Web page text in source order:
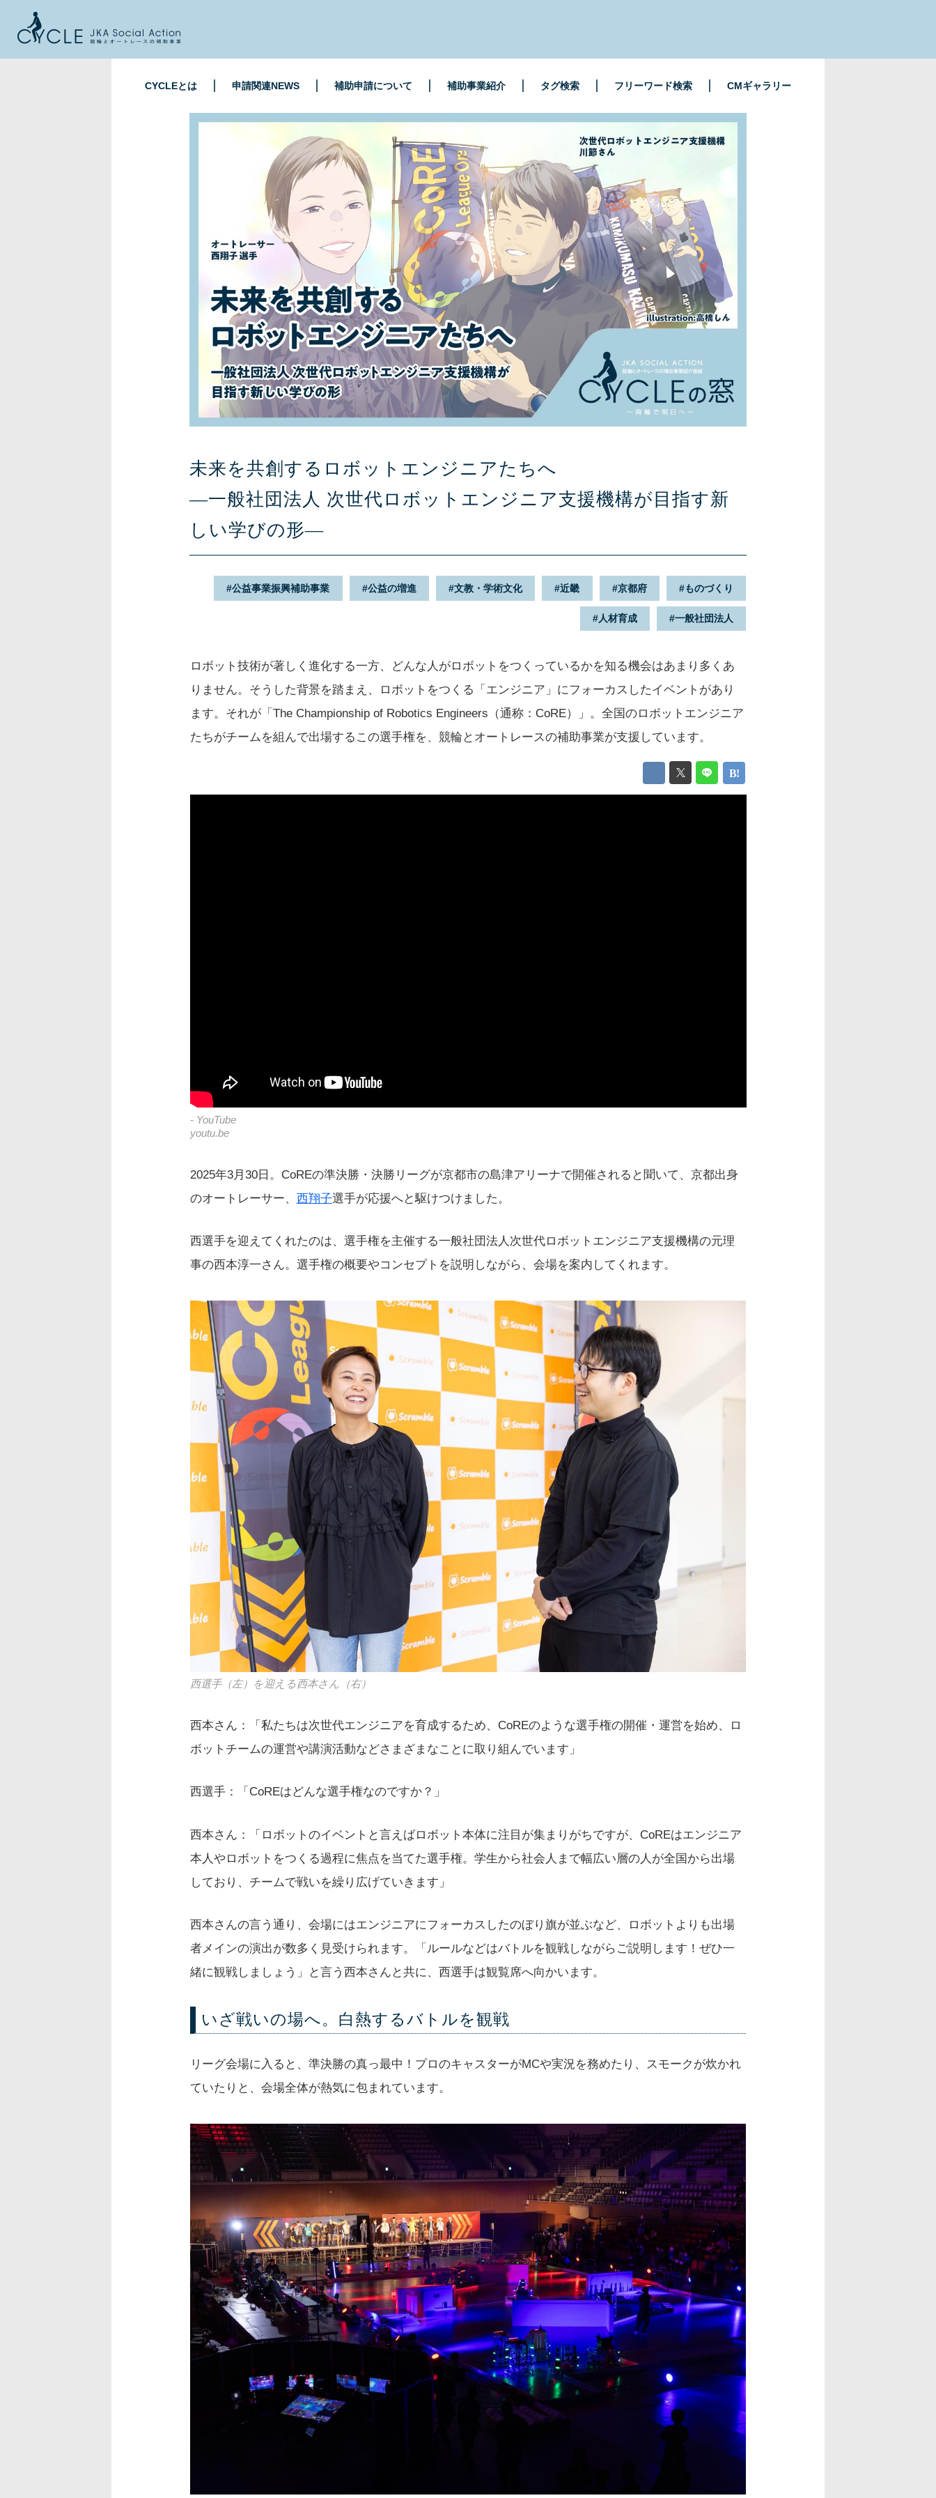
CYCLEとは 申請関連NEWS 補助申請について 補助事業紹介 タグ検索 フリーワード検索 CMギャラリー
未来を共創するロボットエンジニアたちへ
―一般社団法人 次世代ロボットエンジニア支援機構が目指す新
しい学びの形―
公益事業振興補助事業 公益の増進 文教・学術文化 近畿 京都府 ものづくり
人材育成 一般社団法人
ロボット技術が著しく進化する一方、どんな人がロボットをつくっているかを知る機会はあまり多くあ
りません。そうした背景を踏まえ、ロボットをつくる「エンジニア」にフォーカスしたイベントがあり
ます。それが「The Championship of Robotics Engineers（通称：CoRE）」。全国のロボットエンジニア
たちがチームを組んで出場するこの選手権を、競輪とオートレースの補助事業が支援しています。
- YouTube
youtu.be
2025年3月30日。CoREの準決勝・決勝リーグが京都市の島津アリーナで開催されると聞いて、京都出身
のオートレーサー、 西翔子選手が応援へと駆けつけました。
西選手を迎えてくれたのは、選手権を主催する一般社団法人次世代ロボットエンジニア支援機構の元理
事の西本淳一さん。選手権の概要やコンセプトを説明しながら、会場を案内してくれます。
西選手（左）を迎える西本さん（右）
西本さん：「私たちは次世代エンジニアを育成するため、CoREのような選手権の開催・運営を始め、ロ
ボットチームの運営や講演活動などさまざまなことに取り組んでいます」
西選手：「CoREはどんな選手権なのですか？」
西本さん：「ロボットのイベントと言えばロボット本体に注目が集まりがちですが、CoREはエンジニア
本人やロボットをつくる過程に焦点を当てた選手権。学生から社会人まで幅広い層の人が全国から出場
しており、チームで戦いを繰り広げていきます」
西本さんの言う通り、会場にはエンジニアにフォーカスしたのぼり旗が並ぶなど、ロボットよりも出場
者メインの演出が数多く見受けられます。「ルールなどはバトルを観戦しながらご説明します！ぜひ一
緒に観戦しましょう」と言う西本さんと共に、西選手は観覧席へ向かいます。
いざ戦いの場へ。白熱するバトルを観戦
リーグ会場に入ると、準決勝の真っ最中！プロのキャスターがMCや実況を務めたり、スモークが炊かれ
ていたりと、会場全体が熱気に包まれています。